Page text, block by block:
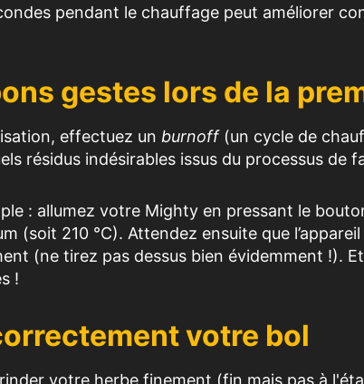
pendant le chauffage peut améliorer
gestes lors de la
effectuez un burnoff(un cycle de
résidus indésirables issus du processus de
: allumez votre Mighty en pressant le
(soit 210 °C). Attendez ensuite que
(ne tirez pas dessus bien évidemment !).
!
votre bol
votre herbe finement (fin mais pas à